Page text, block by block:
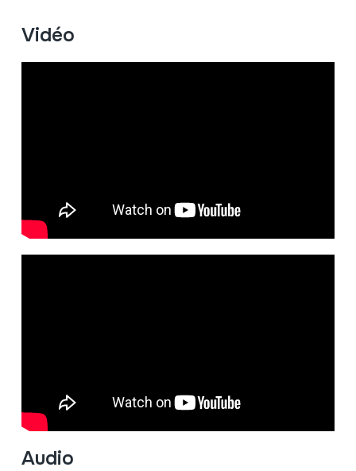
Vidéo
Audio